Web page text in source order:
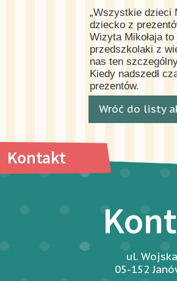
Kontakt
ul.
05-152
Wróć do listy
„Wszystkie dzieci
dziecko z
Wizyta Mikołaja
przedszkolaki z
nas ten
Kiedy nadszedł
prezentów.